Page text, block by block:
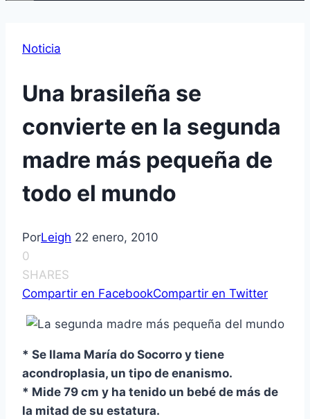
Noticia
Una brasileña se
convierte en la segunda
madre más pequeña de
todo el mundo
PorLeigh 22 enero, 2010
0
SHARES
Compartir en FacebookCompartir en Twitter
* Se llama Marí­a do Socorro y tiene
acondroplasia, un tipo de enanismo.
* Mide 79 cm y ha tenido un bebé de más de
la mitad de su estatura.